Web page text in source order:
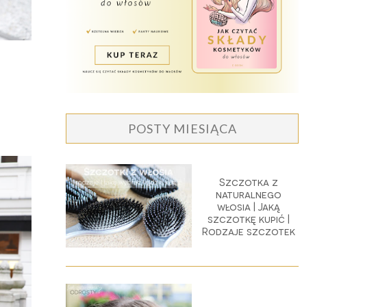
POSTY MIESIĄCA
Szczotka z
naturalnego
włosia | Jaką
szczotkę kupić |
Rodzaje szczotek